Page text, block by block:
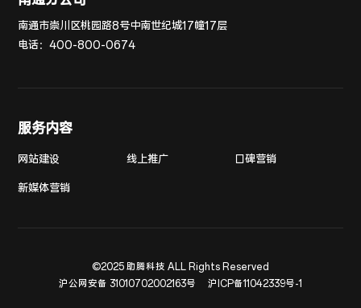
南通市崇川区桃园路8号中南世纪城17幢17层
电话：400-800-0674
服务内容
网站建设 线上推广 口碑营销
新媒体营销
©2025 助腾科技 ALL Rights Reserved
沪公网安备 31010702002163号
沪ICP备11042339号-1